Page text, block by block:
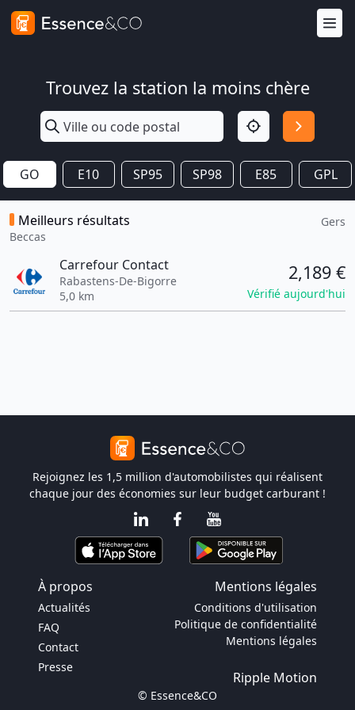
Trouvez la station la moins chère
GO E10 SP95 SP98 E85 GPL
Meilleurs résultats
Beccas
Gers
Carrefour Contact
Rabastens-De-Bigorre
5,0 km
2,189 €
Vérifié aujourd'hui
Rejoignez les 1,5 million d'automobilistes qui réalisent
chaque jour des économies sur leur budget carburant !
À propos Mentions légales
Actualités
FAQ
Contact
Presse
Conditions d'utilisation
Politique de confidentialité
Mentions légales
Ripple Motion
© Essence&CO